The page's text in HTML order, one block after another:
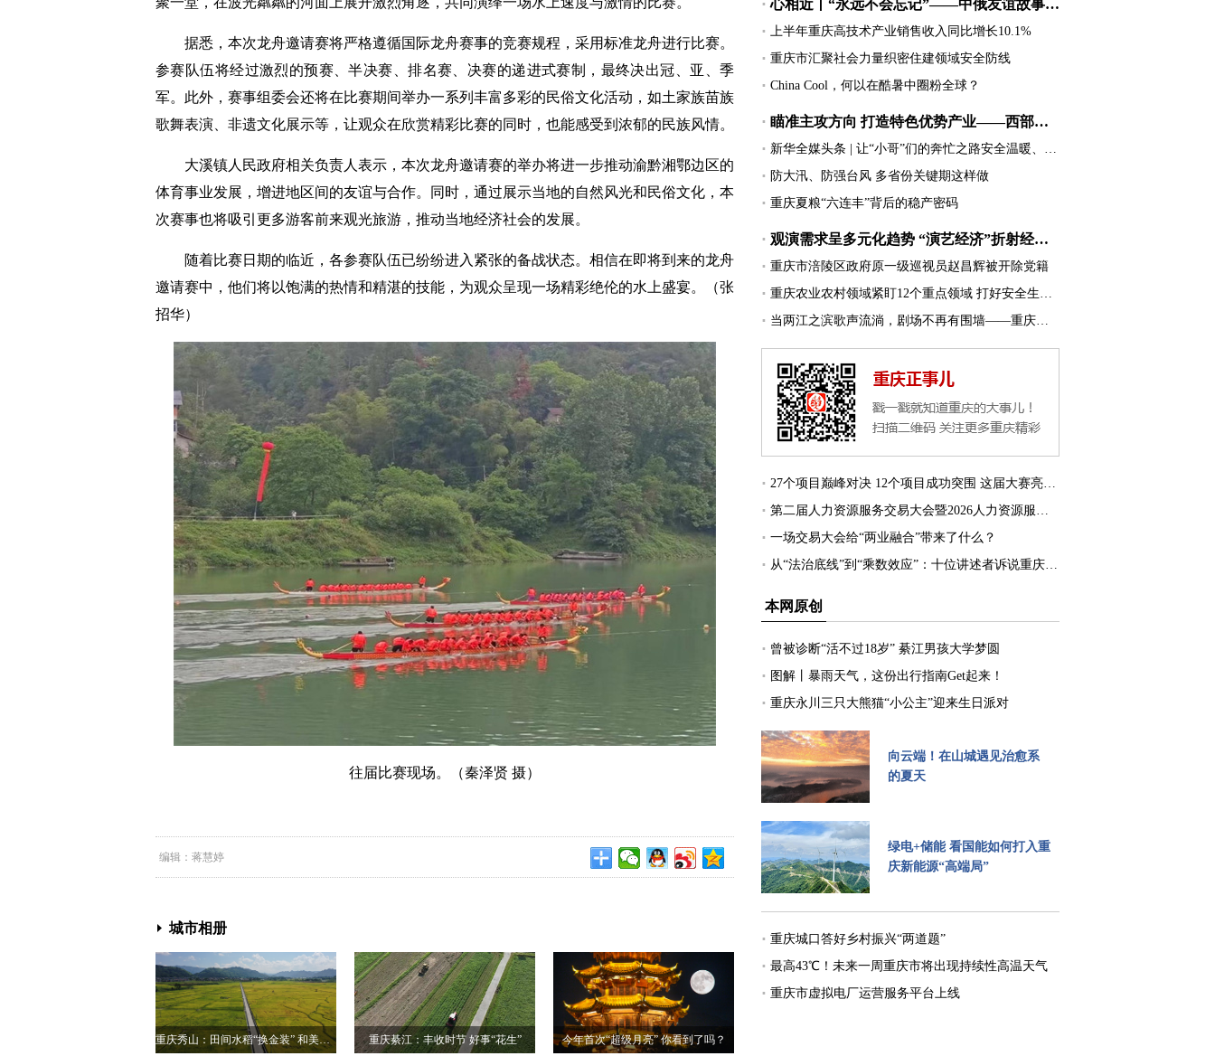
据悉，本次龙舟邀请赛将严格遵循国际龙舟赛事的竞赛规程，采用标准龙舟进行比赛。
参赛队伍将经过激烈的预赛、半决赛、排名赛、决赛的递进式赛制，最终决出冠、亚、季
军。此外，赛事组委会还将在比赛期间举办一系列丰富多彩的民俗文化活动，如土家族苗族
歌舞表演、非遗文化展示等，让观众在欣赏精彩比赛的同时，也能感受到浓郁的民族风情。
大溪镇人民政府相关负责人表示，本次龙舟邀请赛的举办将进一步推动渝黔湘鄂边区的
体育事业发展，增进地区间的友谊与合作。同时，通过展示当地的自然风光和民俗文化，本
次赛事也将吸引更多游客前来观光旅游，推动当地经济社会的发展。
随着比赛日期的临近，各参赛队伍已纷纷进入紧张的备战状态。相信在即将到来的龙舟
邀请赛中，他们将以饱满的热情和精湛的技能，为观众呈现一场精彩绝伦的水上盛宴。（张
招华）
往届比赛现场。（秦泽贤 摄）
编辑：蒋慧婷